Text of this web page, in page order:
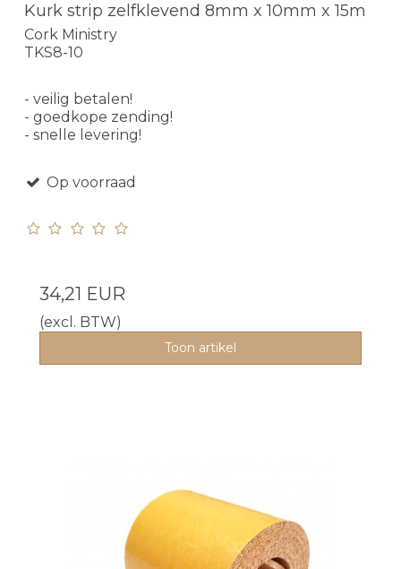
Kurk strip zelfklevend 8mm x 10mm x 15m
Cork Ministry
TKS8-10
- veilig betalen!
- goedkope zending!
- snelle levering!
Op voorraad
34,21 EUR
(excl. BTW)
Toon artikel